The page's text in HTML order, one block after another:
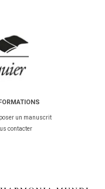
un manuscrit
contacter